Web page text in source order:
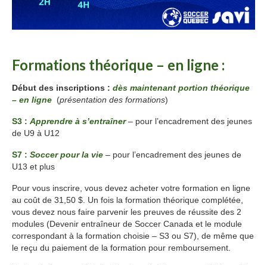
Formations théorique – en ligne :
Début des inscriptions : dès maintenant portion théorique
– en ligne (présentation des formations)
S3 : Apprendre à s’entraîner– pour l’encadrement des jeunes
de U9 à U12
S7 : Soccer pour la vie – pour l’encadrement des jeunes de
U13 et plus
Pour vous inscrire, vous devez acheter votre formation en ligne
au coût de 31,50 $. Un fois la formation théorique complétée,
vous devez nous faire parvenir les preuves de réussite des 2
modules (Devenir entraîneur de Soccer Canada et le module
correspondant à la formation choisie – S3 ou S7), de même que
le reçu du paiement de la formation pour remboursement.